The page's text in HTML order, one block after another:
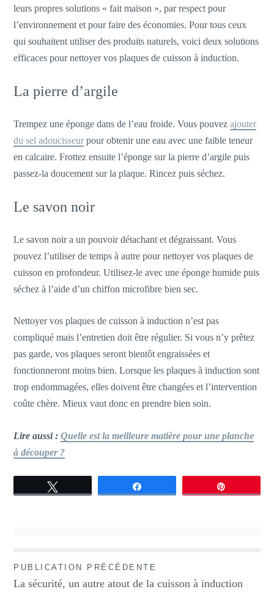
leurs propres solutions « fait maison », par respect pour
l’environnement et pour faire des économies. Pour tous ceux
qui souhaitent utiliser des produits naturels, voici deux solutions
efficaces pour nettoyer vos plaques de cuisson à induction.
La pierre d’argile
Trempez une éponge dans de l’eau froide. Vous pouvezajouter
du sel adoucisseur pour obtenir une eau avec une faible teneur
en calcaire. Frottez ensuite l’éponge sur la pierre d’argile puis
passez-la doucement sur la plaque. Rincez puis séchez.
Le savon noir
Le savon noir a un pouvoir détachant et dégraissant. Vous
pouvez l’utiliser de temps à autre pour nettoyer vos plaques de
cuisson en profondeur. Utilisez-le avec une éponge humide puis
séchez à l’aide d’un chiffon microfibre bien sec.
Nettoyer vos plaques de cuisson à induction n’est pas
compliqué mais l’entretien doit être régulier. Si vous n’y prêtez
pas garde, vos plaques seront bientôt engraissées et
fonctionneront moins bien. Lorsque les plaques à induction sont
trop endommagées, elles doivent être changées et l’intervention
coûte chère. Mieux vaut donc en prendre bien soin.
Lire aussi :Quelle est la meilleure matière pour une planche
à découper ?
Navigation
de
PUBLICATION PRÉCÉDENTE
La sécurité, un autre atout de la cuisson à induction